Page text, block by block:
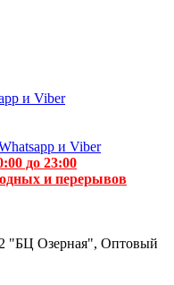
и Viber
и Viber
до 23:00
и перерывов
"БЦ Озерная", Оптовый